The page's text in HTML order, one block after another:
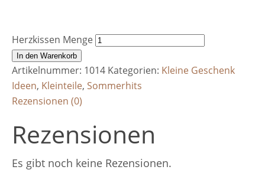
Herzkissen Menge
In den Warenkorb
Artikelnummer: 1014 Kategorien: Kleine Geschenk
Ideen, Kleinteile, Sommerhits
Rezensionen (0)
Rezensionen
Es gibt noch keine Rezensionen.